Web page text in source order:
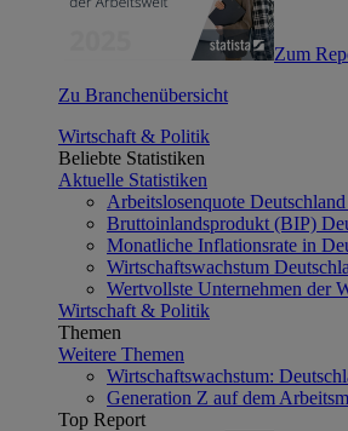
Zum
Zu Branchenübersicht
Wirtschaft & Politik
Beliebte Statistiken
Aktuelle Statistiken
Arbeitslosenquote
Bruttoinlandsprodukt (BIP)
Monatliche Inflationsrate in
Wirtschaftswachstum
Wertvollste Unternehmen der
Wirtschaft & Politik
Themen
Weitere Themen
Wirtschaftswachstum:
Generation Z auf dem
Top Report